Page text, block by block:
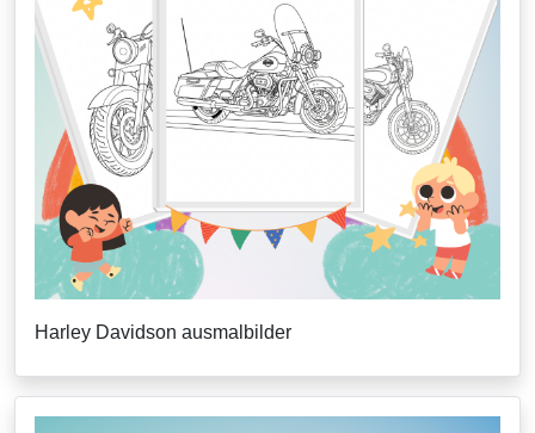
Harley Davidson ausmalbilder